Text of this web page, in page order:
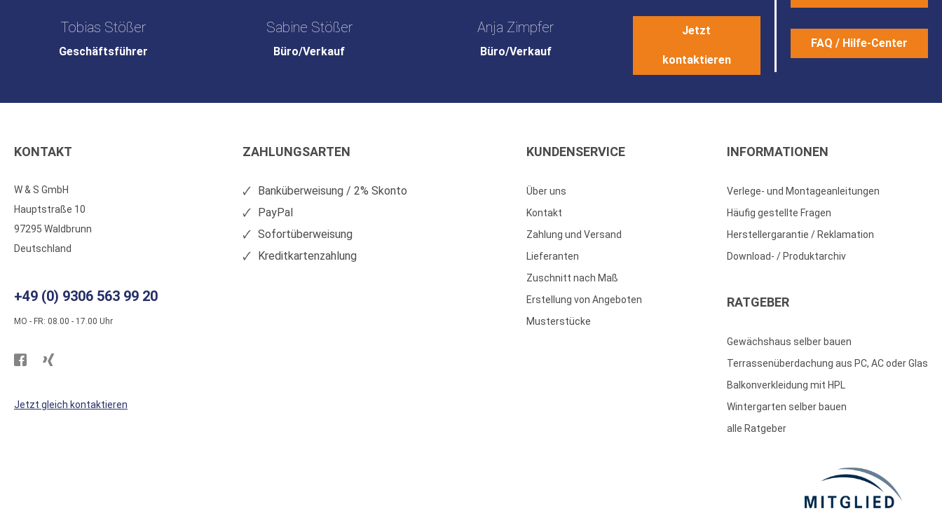
Tobias Stößer
Geschäftsführer
Sabine Stößer
Büro/Verkauf
Anja Zimpfer
Büro/Verkauf
Jetzt
kontaktieren
FAQ / Hilfe-Center
KONTAKT
W & S GmbH
Hauptstraße 10
97295 Waldbrunn
Deutschland
+49 (0) 9306 563 99 20
MO - FR: 08.00 - 17.00 Uhr
Besuchen
WS
WS
Jetzt gleich kontaktieren
ZAHLUNGSARTEN
Banküberweisung / 2% Skonto
PayPal
Sofortüberweisung
Kreditkartenzahlung
KUNDENSERVICE
Über uns
Kontakt
Zahlung und Versand
Lieferanten
Zuschnitt nach Maß
Erstellung von Angeboten
Musterstücke
INFORMATIONEN
Verlege- und Montageanleitungen
Häufig gestellte Fragen
Herstellergarantie / Reklamation
Download- / Produktarchiv
RATGEBER
Gewächshaus selber bauen
Terrassenüberdachung aus PC, AC oder Glas
Balkonverkleidung mit HPL
Wintergarten selber bauen
alle Ratgeber